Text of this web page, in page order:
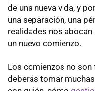
de una nueva vida, y
una separación, una
realidades nos abocan
un nuevo comienzo.
Los comienzos no son
deberás tomar